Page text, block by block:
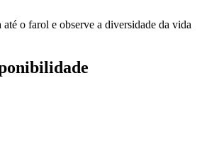
até o farol e observe a diversidade da vida